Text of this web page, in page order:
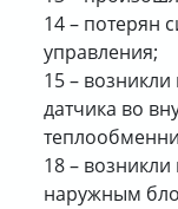
14 – потерян
управления;
15 –
датчика во
18 –
наружным